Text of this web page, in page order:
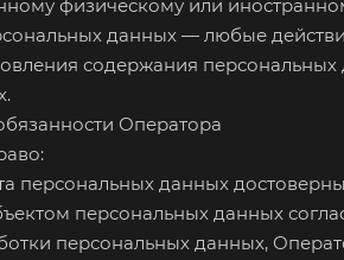
физическому или
данных — любые
содержания
Оператора
персональных данных
персональных данных
персональных данных,